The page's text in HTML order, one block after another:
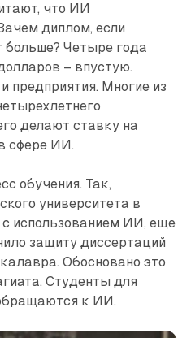
что ИИ
диплом, если
больше? Четыре года
– впустую.
предприятия. Многие из
делают ставку на
сфере ИИ.
обучения. Так,
университета в
использованием ИИ, еще
защиту диссертаций
Обосновано это
Студенты для
к ИИ.